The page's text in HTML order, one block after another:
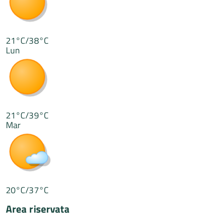
21°C/38°C
Lun
21°C/39°C
Mar
20°C/37°C
Area riservata